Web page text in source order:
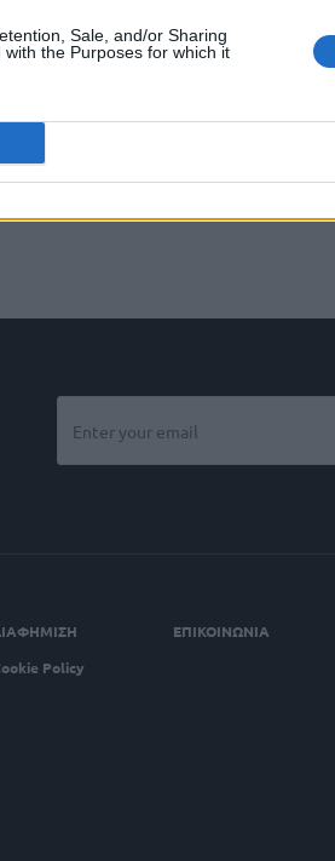
Sale, and/or Sharing
the Purposes for which it
ΕΠΙΚΟΙΝΩΝΙΑ
Policy